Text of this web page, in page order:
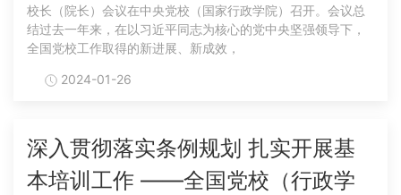
校长（院长）会议在中央党校（国家行政学院）召开。会议总
结过去一年来，在以习近平同志为核心的党中央坚强领导下，
全国党校工作取得的新进展、新成效，
2024-01-26
深入贯彻落实条例规划 扎实开展基
本培训工作 ——全国党校（行政学